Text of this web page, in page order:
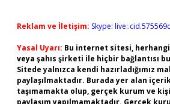
Reklam ve İletişim: Skype:
Yasal Uyarı: Bu internet sitesi,
veya şahıs şirketi ile hiçbir bağlantısı
Sitede yalnızca kendi hazırladığımız
paylaşılmaktadır. Burada yer alan
taşımamakta olup, gerçek kurum ve
paylaşım yapılmamaktadır. Gerçek